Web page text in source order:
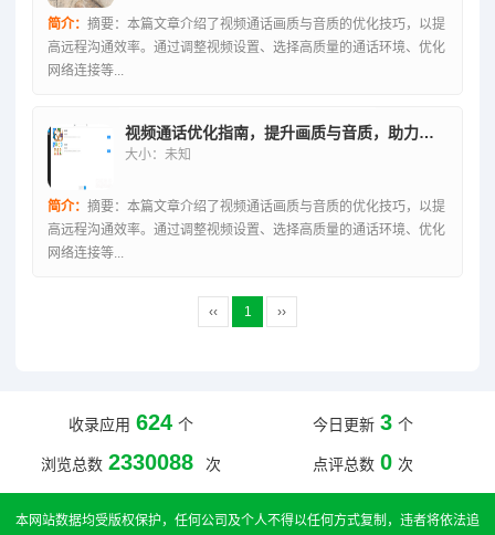
简介： 摘要：本篇文章介绍了视频通话画质与音质的优化技巧，以提
高远程沟通效率。通过调整视频设置、选择高质量的通话环境、优化
网络连接等...
视频通话优化指南，提升画质与音质，助力高效远程沟通
大小：未知
简介： 摘要：本篇文章介绍了视频通话画质与音质的优化技巧，以提
高远程沟通效率。通过调整视频设置、选择高质量的通话环境、优化
网络连接等...
‹‹ 1 ››
收录应用 624 个 今日更新 3 个
浏览总数 2330088 次 点评总数 0 次
本网站数据均受版权保护，任何公司及个人不得以任何方式复制，违者将依法追